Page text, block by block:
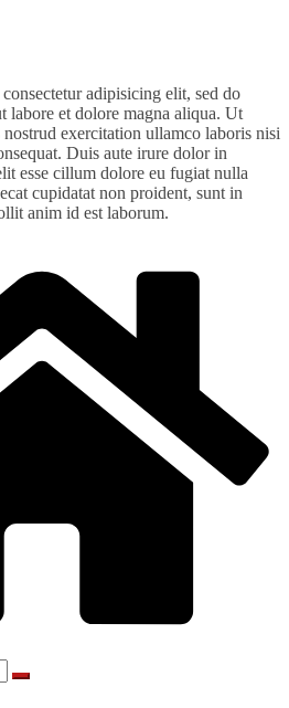
adipisicing elit, sed do
labore et dolore magna aliqua. Ut
exercitation ullamco laboris nisi
Duis aute irure dolor in
esse cillum dolore eu fugiat nulla
cupidatat non proident, sunt in
anim id est laborum.